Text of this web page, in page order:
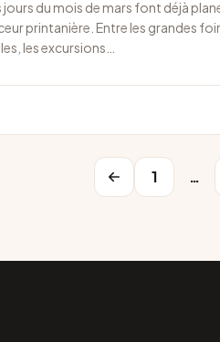
jours du mois de mars font déjà
printanière. Entre les grandes
les excursions…
1 …